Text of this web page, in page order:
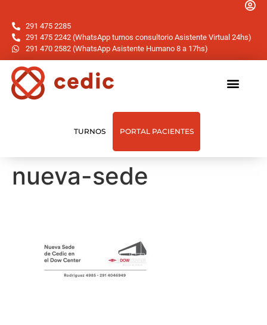
291 475 2285
291 475 2242 (WhatsApp turnos consultorio Asistente Virtual 24hs)
291 470 2582 (WhatsApp Asistente Humano 8 a 17hs)
TURNOS PORTAL PACIENTES
nueva-sede